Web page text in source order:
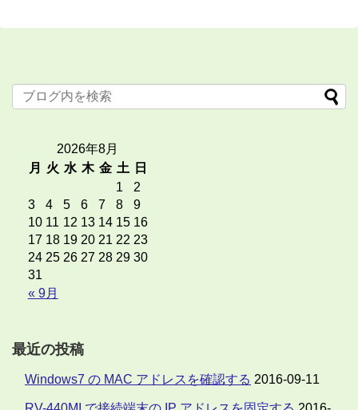
2026年8月
月
火 水 木 金 土 日
« 9月
1
2
3
4 5 6 7 8
9
10 11 12 13 14 15 16
17 18 19 20 21 22 23
24 25 26 27 28 29 30
31
最近の投稿
Windows7 の MAC アドレスを確認する 2016-09-11